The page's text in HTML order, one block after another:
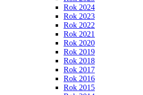
Rok 2024
Rok 2023
Rok 2022
Rok 2021
Rok 2020
Rok 2019
Rok 2018
Rok 2017
Rok 2016
Rok 2015